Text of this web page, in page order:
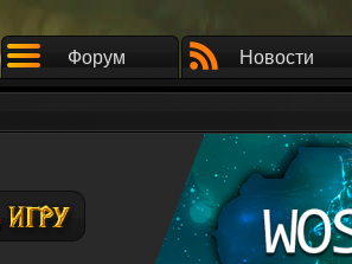
Форум Новости